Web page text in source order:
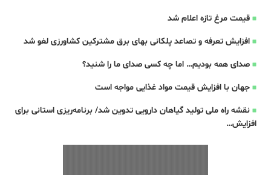
قیمت مرغ تازه اعلام شد
افزایش تعرفه و تصاعد پلکانی بهای برق مشترکین کشاورزی لغو شد
صدای همه بودیم… اما چه کسی صدای ما را شنید؟
جهان با افزایش قیمت مواد غذایی مواجه است
نقشه راه ملی تولید گیاهان دارویی تدوین شد/ برنامه‌ریزی استانی برای
افزایش…